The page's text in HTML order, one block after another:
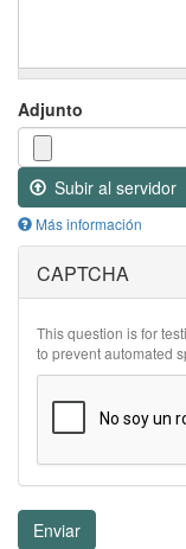
Adjunto
Subir al servidor
Más información
Los
archivos
menores
que
2
Tipos
de
jpg
jpeg
CAPTCHA
This question is for
to prevent automated
Enviar